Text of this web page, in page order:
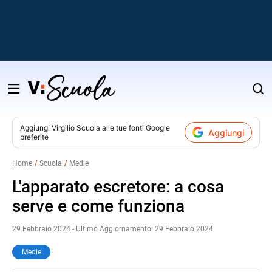
Salta
contenuto
Aggiungi Virgilio Scuola alle tue fonti Google
preferite
Aggiungi
Home Scuola Medie
L'apparato escretore: a cosa
serve e come funziona
29 Febbraio 2024 - Ultimo Aggiornamento: 29 Febbraio 2024
Medie